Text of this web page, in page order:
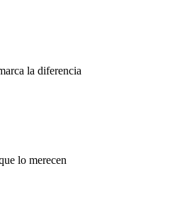
la diferencia
lo merecen